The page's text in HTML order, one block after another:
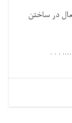
در ساختن